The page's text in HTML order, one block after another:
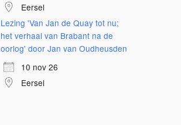
Eersel
Lezing 'Van Jan de Quay tot nu;
het verhaal van Brabant na de
oorlog' door Jan van Oudheusden
10 nov 26
Eersel